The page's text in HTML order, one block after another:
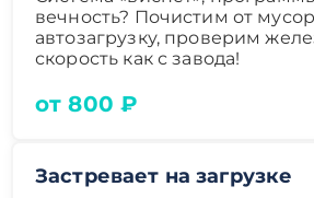
вечность? Почистим от
автозагрузку, проверим
скорость как с завода!
от 800 ₽
Застревает на загрузке